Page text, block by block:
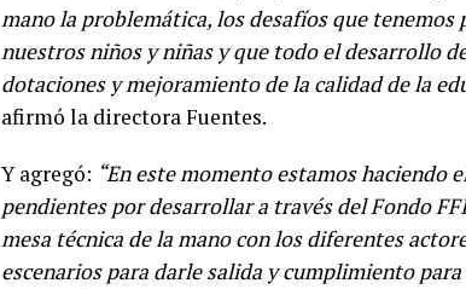
mano la problemática, los desafíos que tenemos
nuestros niños y niñas y que todo el desarrollo
dotaciones y mejoramiento de la calidad de la
afirmó la directora Fuentes.
Y agregó: “En este momento estamos haciendo
pendientes por desarrollar a través del Fondo
mesa técnica de la mano con los diferentes
escenarios para darle salida y cumplimiento